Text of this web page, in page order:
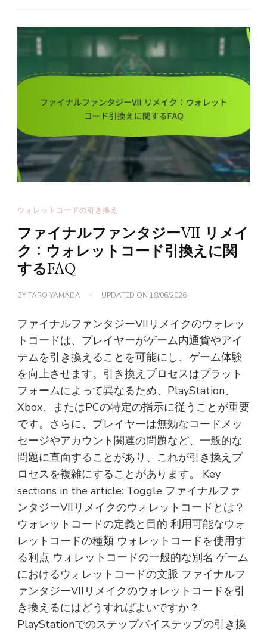
ウォレットコードの引き換え
ファイナルファンタジーVII リメイ
ク：ウォレットコード引換えに関
するFAQ
BYTARO YAMADA UPDATED ON 18/06/2026
ファイナルファンタジーVIIリメイクのウォレッ
トコードは、プレイヤーがゲーム内通貨やアイ
テムを引き換えることを可能にし、ゲーム体験
を向上させます。引き換えプロセスはプラット
フォームによって異なるため、PlayStation、
Xbox、またはPCの特定の指示に従うことが重要
です。さらに、プレイヤーは無効なコードメッ
セージやアカウント関連の問題など、一般的な
問題に直面することがあり、これが引き換えプ
ロセスを複雑にすることがあります。 Key
sections in the article: Toggle ファイナルファ
ンタジーVIIリメイクのウォレットコードとは？
ウォレットコードの定義と目的 利用可能なウォ
レットコードの種類 ウォレットコードを使用す
る利点 ウォレットコードの一般的な別名 ゲーム
におけるウォレットコードの文脈 ファイナルフ
ァンタジーVIIリメイクのウォレットコードを引
き換えるにはどうすればよいですか？
PlayStationでのステップバイステップの引き換